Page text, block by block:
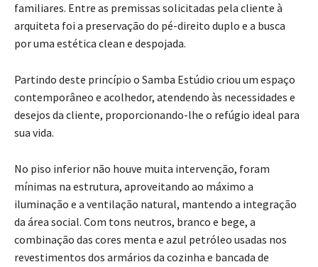
familiares. Entre as premissas solicitadas pela cliente à
arquiteta foi a preservação do pé-direito duplo e a busca
por uma estética clean e despojada.
Partindo deste princípio o Samba Estúdio criou um espaço
contemporâneo e acolhedor, atendendo às necessidades e
desejos da cliente, proporcionando-lhe o refúgio ideal para
sua vida.
No piso inferior não houve muita intervenção, foram
mínimas na estrutura, aproveitando ao máximo a
iluminação e a ventilação natural, mantendo a integração
da área social. Com tons neutros, branco e bege, a
combinação das cores menta e azul petróleo usadas nos
revestimentos dos armários da cozinha e bancada de